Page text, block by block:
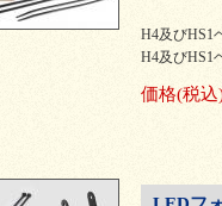
H4及びHS1
H4及びHS1
価格(税込